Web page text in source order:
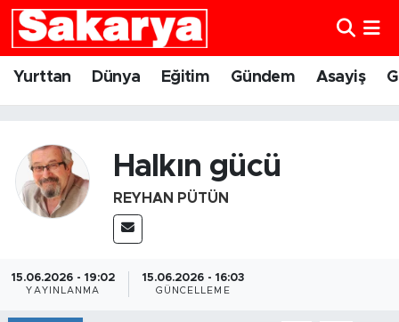
Yurttan Dünya Eğitim Gündem Asayiş
Halkın gücü
REYHAN PÜTÜN
15.06.2026 - 19:02
YAYINLANMA
15.06.2026 - 16:03
GÜNCELLEME
Yurttan
Eğitim
Gündem
Eskişehirspor
Spor
Eskişehir Nöbetçi Eczaneler
Eskişehir Namaz Vakitleri
Eskişehir Trafik Yoğunluk Haritası
Süper Lig Puan Durumu ve Fikstür
Tüm Manşetler